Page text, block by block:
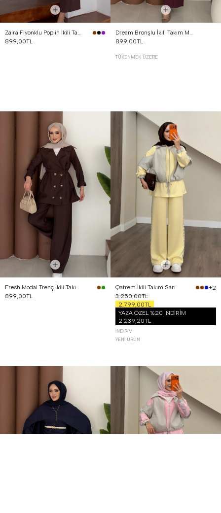
Zaira Fiyonklu Poplin İkili Takım Kahverengi
899,00TL
Dream Bronşlu İkili Takım Mürdüm
899,00TL
TÜKENMEK ÜZERE
Fresh Modal Trenç İkili Takım Kahverengi
899,00TL
Qatrem İkili Takım Sarı
+2
3.250,00TL
2.799,00TL
YAZA ÖZEL %20 İNDİRİM
2.239,20TL
İNDIRIM
YENI ÜRÜN